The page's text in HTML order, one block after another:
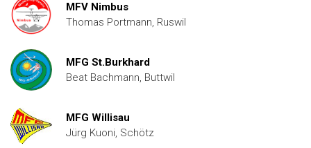
MFV Nimbus
Thomas Portmann, Ruswil
MFG St.Burkhard
Beat Bachmann, Buttwil
MFG Willisau
Jürg Kuoni, Schötz